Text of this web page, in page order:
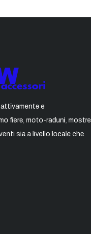
e
fiere, moto-raduni, mostre
sia a livello locale che